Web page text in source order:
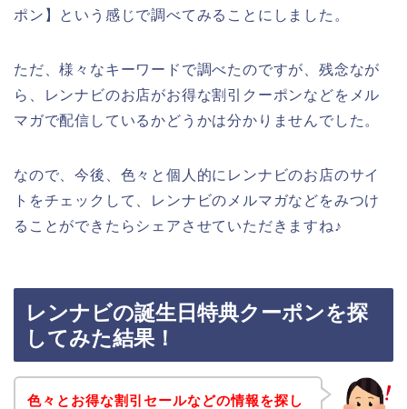
ポン】という感じで調べてみることにしました。
ただ、様々なキーワードで調べたのですが、残念なが
ら、レンナビのお店がお得な割引クーポンなどをメル
マガで配信しているかどうかは分かりませんでした。
なので、今後、色々と個人的にレンナビのお店のサイ
トをチェックして、レンナビのメルマガなどをみつけ
ることができたらシェアさせていただきますね♪
レンナビの誕生日特典クーポンを探
してみた結果！
色々とお得な割引セールなどの情報を探し